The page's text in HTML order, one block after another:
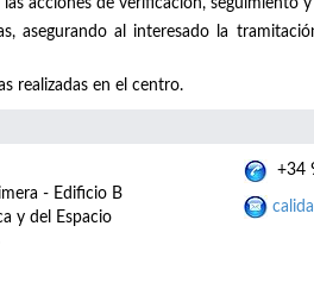
acciones de verificación,
asegurando al interesado la
realizadas en el centro.
- Edificio B
y del Espacio
+34